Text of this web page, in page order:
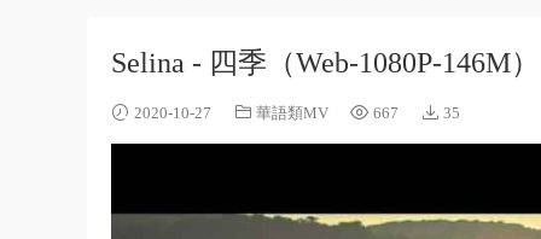
Selina - 四季（Web-1080P-146M）
2020-10-27 華語類MV 667 35